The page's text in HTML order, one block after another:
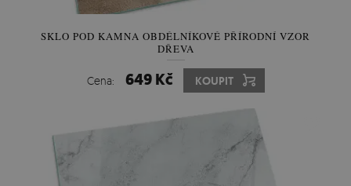
SKLO POD KAMNA OBDÉLNÍKOVÉ PŘÍRODNÍ VZOR
DŘEVA
Cena: 649 Kč KOUPIT